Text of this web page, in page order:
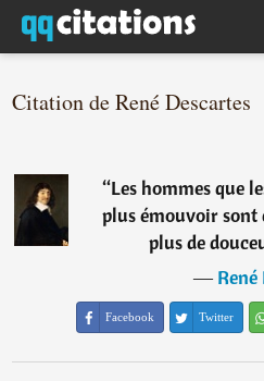
Citation de René Descartes
“Les hommes que
plus émouvoir sont
plus de
―René
Facebook Twitter